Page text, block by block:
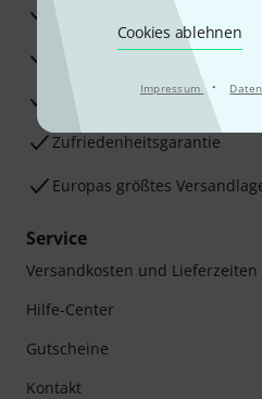
Cookies ablehnen
Impressum ·
30 Tage Money-Back-Garantie
Reparaturservice
Beratung durch
Zufriedenheitsgarantie
Europas größtes
Service
Versandkosten und Lieferzeiten
Hilfe-Center
Gutscheine
Kontakt